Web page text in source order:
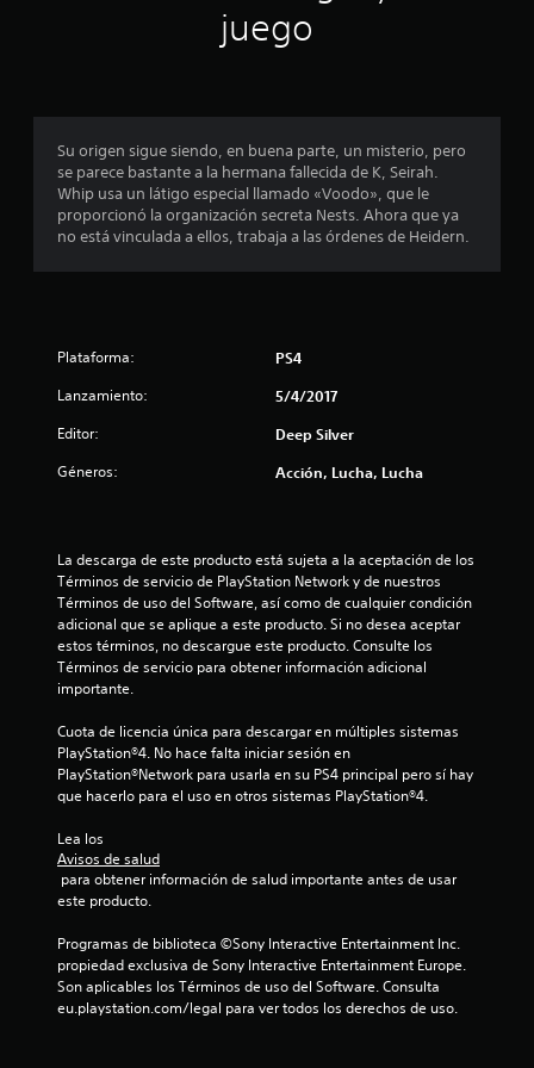
o
e
s
e
n
c
a
i
i
c
juego
Su origen sigue siendo, en buena parte, un misterio, pero
se parece bastante a la hermana fallecida de K, Seirah.
Whip usa un látigo especial llamado «Voodo», que le
proporcionó la organización secreta Nests. Ahora que ya
no está vinculada a ellos, trabaja a las órdenes de Heidern.
Plataforma: PS4
Lanzamiento: 5/4/2017
Editor: Deep Silver
Géneros: Acción, Lucha, Lucha
La descarga de este producto está sujeta a la aceptación de los
Términos de servicio de PlayStation Network y de nuestros
Términos de uso del Software, así como de cualquier condición
adicional que se aplique a este producto. Si no desea aceptar
estos términos, no descargue este producto. Consulte los
Términos de servicio para obtener información adicional
importante.
Cuota de licencia única para descargar en múltiples sistemas
PlayStation®4. No hace falta iniciar sesión en
PlayStation®Network para usarla en su PS4 principal pero sí hay
que hacerlo para el uso en otros sistemas PlayStation®4.
Lea los
Avisos de salud
este producto.
Programas de biblioteca ©Sony Interactive Entertainment Inc.
propiedad exclusiva de Sony Interactive Entertainment Europe.
Son aplicables los Términos de uso del Software. Consulta
eu.playstation.com/legal para ver todos los derechos de uso.